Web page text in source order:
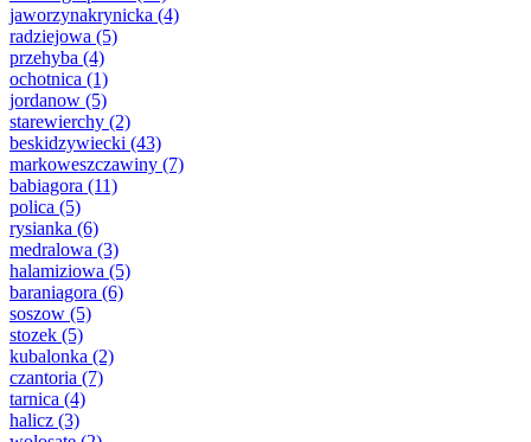
jaworzynakrynicka (4)
radziejowa (5)
przehyba (4)
ochotnica (1)
jordanow (5)
starewierchy (2)
beskidzywiecki (43)
markoweszczawiny (7)
babiagora (11)
polica (5)
rysianka (6)
medralowa (3)
halamiziowa (5)
baraniagora (6)
soszow (5)
stozek (5)
kubalonka (2)
czantoria (7)
tarnica (4)
halicz (3)